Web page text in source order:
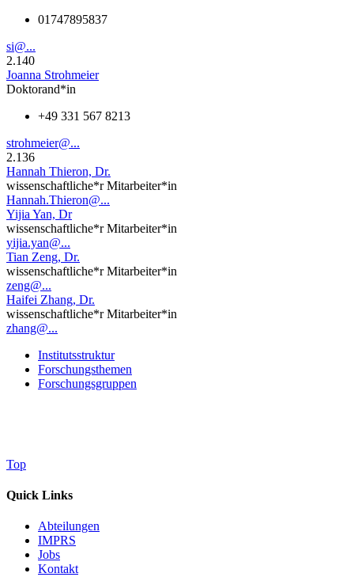
01747895837
si@...
2.140
Joanna Strohmeier
Doktorand*in
+49 331 567 8213
strohmeier@...
2.136
Hannah Thieron, Dr.
wissenschaftliche*r Mitarbeiter*in
Hannah.Thieron@...
Yijia Yan, Dr
wissenschaftliche*r Mitarbeiter*in
yijia.yan@...
Tian Zeng, Dr.
wissenschaftliche*r Mitarbeiter*in
zeng@...
Haifei Zhang, Dr.
wissenschaftliche*r Mitarbeiter*in
zhang@...
Institutsstruktur
Forschungsthemen
Forschungsgruppen
Top
Quick Links
Abteilungen
IMPRS
Jobs
Kontakt